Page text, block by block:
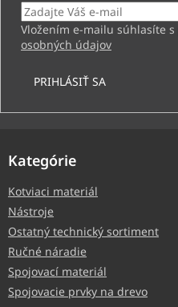
Vložením e-mailu súhlasíte s
osobných údajov
PRIHLÁSIŤ SA
Kategórie
Kotviaci materiál
Nástroje
Ostatný technický sortiment
Ručné náradie
Spojovací materiál
Spojovacie prvky na drevo